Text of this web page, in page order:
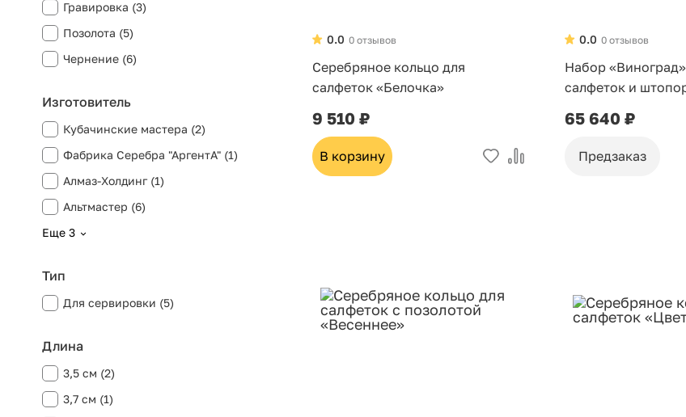
Гравировка (3)
Позолота (5)
Чернение (6)
Изготовитель
Кубачинские мастера (2)
Фабрика Серебра "АргентА" (1)
Алмаз-Холдинг (1)
Альтмастер (6)
Еще 3
Тип
Для сервировки (5)
Длина
3,5 см (2)
3,7 см (1)
0 отзывов
0.0
Серебряное кольцо для
салфеток «Белочка»
9 510 ₽
В корзину
0 отзывов
0.0
Набор
салфеток и
65 640 ₽
Предзаказ